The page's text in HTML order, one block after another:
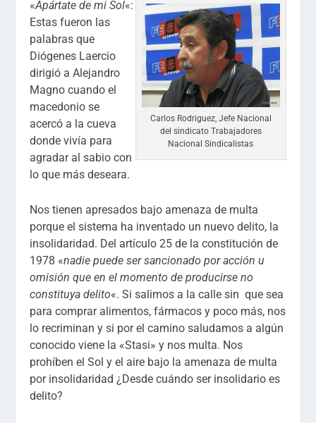
Carlos Rodriguez, Jefe Nacional
del sindicato Trabajadores
Nacional Sindicalistas
«Apártate de mi Sol«:
Estas fueron las
palabras que
Diógenes Laercio
dirigió a Alejandro
Magno cuando el
macedonio se
acercó a la cueva
donde vivía para
agradar al sabio con
lo que más deseara.
Nos tienen apresados bajo amenaza de multa
porque el sistema ha inventado un nuevo delito, la
insolidaridad. Del artículo 25 de la constitución de
1978 «nadie puede ser sancionado por acción u
omisión que en el momento de producirse no
constituya delito«. Si salimos a la calle sin que sea
para comprar alimentos, fármacos y poco más, nos
lo recriminan y si por el camino saludamos a algún
conocido viene la «Stasi» y nos multa. Nos
prohíben el Sol y el aire bajo la amenaza de multa
por insolidaridad ¿Desde cuándo ser insolidario es
delito?